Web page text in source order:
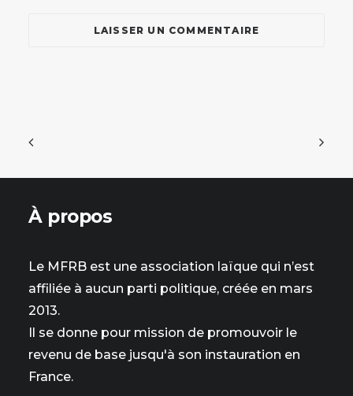
À propos
Le MFRB est une association laïque qui n’est
affiliée à aucun parti politique, créée en mars
2013.
Il se donne pour mission de promouvoir le
revenu de base jusqu'à son instauration en
France.